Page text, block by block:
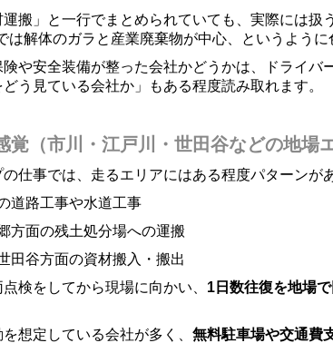
搬」と一行でまとめられていても、実際には扱
解体のガラと産業廃棄物が中心、というように
や安全装備が整った会社かどうかは、ドライ
う見ている会社か」もある程度読み取れます。
（市川・江戸川・世田谷などの地場エ
仕事では、走るエリアにはある程度パターンが
道路工事や水道工事
方面の残土処分場への運搬
田谷方面の資材搬入・搬出
検をしてから現場に向かい、 1日数往復を地場
想定している会社が多く、 無料駐車場や交通費